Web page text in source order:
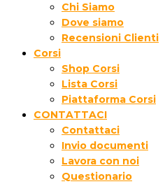
Chi Siamo
Dove siamo
Recensioni Clienti
Corsi
Shop Corsi
Lista Corsi
Piattaforma Corsi
CONTATTACI
Contattaci
Invio documenti
Lavora con noi
Questionario